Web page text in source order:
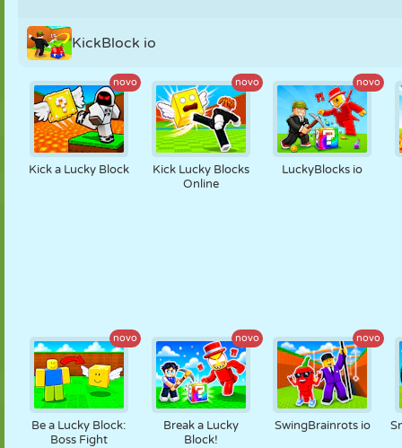
KickBlock io
novo
Kick a Lucky Block
novo
Kick Lucky Blocks
Online
novo
LuckyBlocks io
novo
Be a Lucky Block:
Boss Fight
novo
Break a Lucky
Block!
novo
SwingBrainrots io